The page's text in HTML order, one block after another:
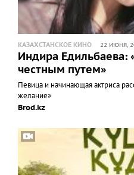
КАЗАХСТАНСКОЕ КИНО 22 ИЮНЯ,
Индира Едильбаева:
честным путем»
Певица и начинающая актриса
желание»
Brod.kz